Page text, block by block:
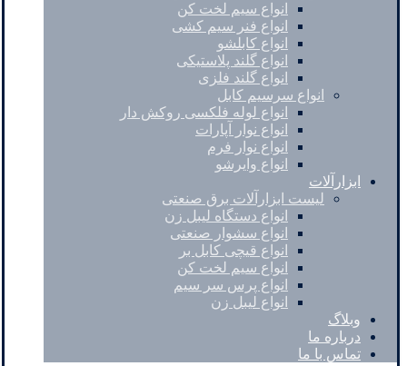
انواع سیم لخت کن
انواع فنر سیم کشی
انواع کابلشو
انواع گلند پلاستیکی
انواع گلند فلزی
انواع سرسیم کابل
انواع لوله فلکسی روکش دار
انواع نوار آپارات
انواع نوار فرم
انواع وایرشو
ابزارآلات
لیست ابزارآلات برق صنعتی
انواع دستگاه لیبل زن
انواع سشوار صنعتی
انواع قیچی کابل بر
انواع سیم لخت کن
انواع پرس سر سیم
انواع لیبل زن
وبلاگ
درباره ما
تماس با ما